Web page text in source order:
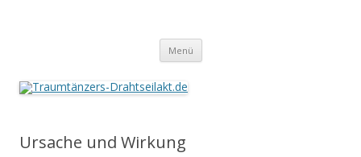
Menü Springe
Inhalt
Ursache und Wirkung